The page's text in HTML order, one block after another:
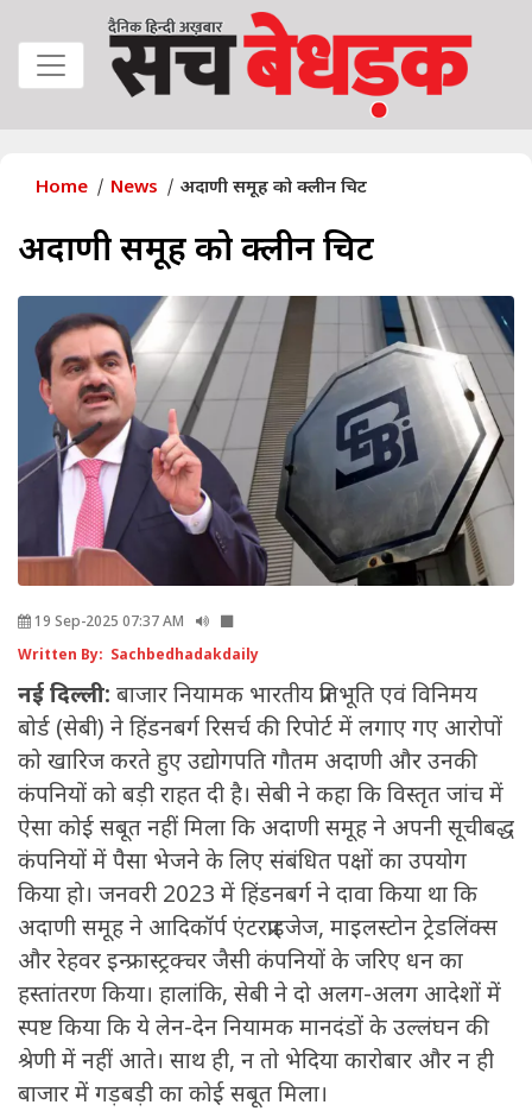
Home News अदाणी समूह को क्लीन चिट
अदाणी समूह को क्लीन चिट
19 Sep-2025 07:37 AM
Written By: Sachbedhadakdaily
नई दिल्ली: बाजार नियामक भारतीय प्रतिभूति एवं विनिमय
बोर्ड (सेबी) ने हिंडनबर्ग रिसर्च की रिपोर्ट में लगाए गए आरोपों
को खारिज करते हुए उद्योगपति गौतम अदाणी और उनकी
कंपनियों को बड़ी राहत दी है। सेबी ने कहा कि विस्तृत जांच में
ऐसा कोई सबूत नहीं मिला कि अदाणी समूह ने अपनी सूचीबद्ध
कंपनियों में पैसा भेजने के लिए संबंधित पक्षों का उपयोग
किया हो। जनवरी 2023 में हिंडनबर्ग ने दावा किया था कि
अदाणी समूह ने आदिकॉर्प एंटरप्राइजेज, माइलस्टोन ट्रेडलिंक्स
और रेहवर इन्फ्रास्ट्रक्चर जैसी कंपनियों के जरिए धन का
हस्तांतरण किया। हालांकि, सेबी ने दो अलग-अलग आदेशों में
स्पष्ट किया कि ये लेन-देन नियामक मानदंडों के उल्लंघन की
श्रेणी में नहीं आते। साथ ही, न तो भेदिया कारोबार और न ही
बाजार में गड़बड़ी का कोई सबूत मिला।